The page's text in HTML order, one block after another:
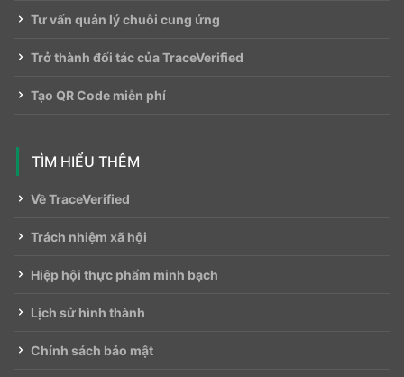
Tư vấn quản lý chuỗi cung ứng
Trở thành đối tác của TraceVerified
Tạo QR Code miễn phí
TÌM HIỂU THÊM
Về TraceVerified
Trách nhiệm xã hội
Hiệp hội thực phẩm minh bạch
Lịch sử hình thành
Chính sách bảo mật